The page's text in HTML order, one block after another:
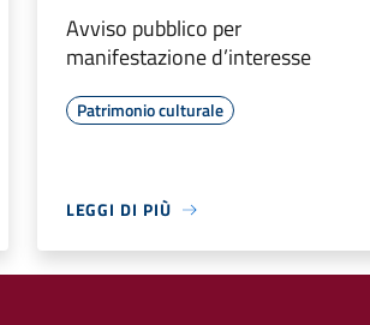
Avviso pubblico per
manifestazione d’interesse
Patrimonio culturale
LEGGI DI PIÙ